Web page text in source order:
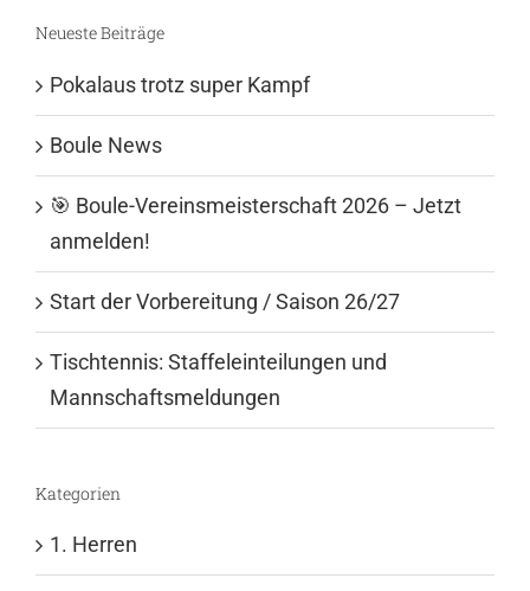
Neueste Beiträge
Pokalaus trotz super Kampf
Boule News
🎯 Boule-Vereinsmeisterschaft 2026 – Jetzt
anmelden!
Start der Vorbereitung / Saison 26/27
Tischtennis: Staffeleinteilungen und
Mannschaftsmeldungen
Kategorien
1. Herren